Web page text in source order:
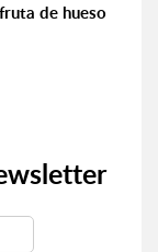
de hueso